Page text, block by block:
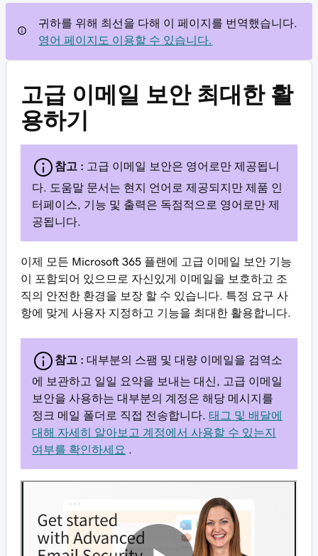
귀하를 위해 최선을 다해 이 페이지를 번역했습니다.
영어 페이지도 이용할 수 있습니다.
고급 이메일 보안 최대한 활
용하기
참고 : 고급 이메일 보안은 영어로만 제공됩니
다. 도움말 문서는 현지 언어로 제공되지만 제품 인
터페이스, 기능 및 출력은 독점적으로 영어로만 제
공됩니다.
이제 모든 Microsoft 365 플랜에 고급 이메일 보안 기능
이 포함되어 있으므로 자신있게 이메일을 보호하고 조
직의 안전한 환경을 보장 할 수 있습니다. 특정 요구 사
항에 맞게 사용자 지정하고 기능을 최대한 활용합니다.
참고 : 대부분의 스팸 및 대량 이메일을 검역소
에 보관하고 일일 요약을 보내는 대신, 고급 이메일
보안을 사용하는 대부분의 계정은 해당 메시지를
정크 메일 폴더로 직접 전송합니다. 태그 및 배달에
대해 자세히 알아보고 계정에서 사용할 수 있는지
여부를 확인하세요